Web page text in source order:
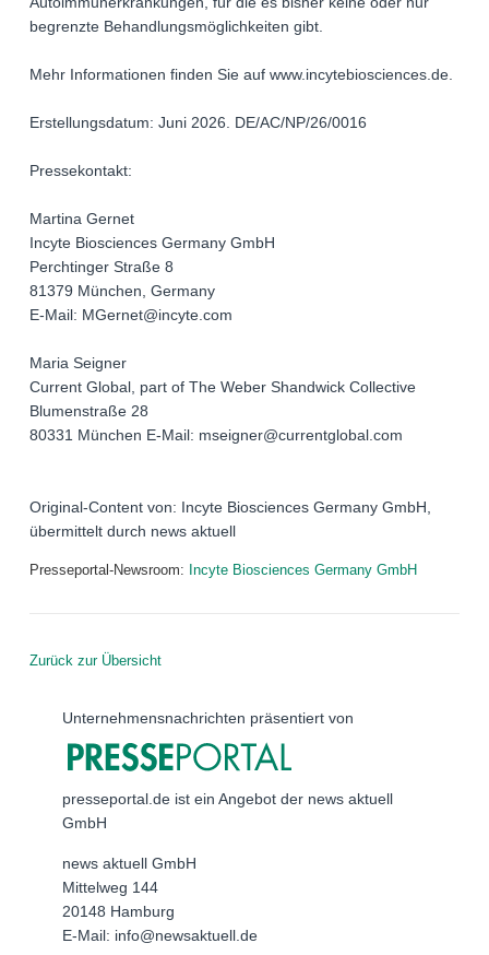
begrenzte Behandlungsmöglichkeiten gibt.
Mehr Informationen finden Sie auf www.incytebiosciences.de.
Erstellungsdatum: Juni 2026. DE/AC/NP/26/0016
Pressekontakt:
Martina Gernet
Incyte Biosciences Germany GmbH
Perchtinger Straße 8
81379 München, Germany
E-Mail: MGernet@incyte.com
Maria Seigner
Current Global, part of The Weber Shandwick Collective
Blumenstraße 28
80331 München E-Mail: mseigner@currentglobal.com
Original-Content von: Incyte Biosciences Germany GmbH,
übermittelt durch news aktuell
Presseportal-Newsroom: Incyte Biosciences Germany GmbH
Zurück zur Übersicht
Unternehmensnachrichten präsentiert von
presseportal.de ist ein Angebot der news aktuell
GmbH
news aktuell GmbH
Mittelweg 144
20148 Hamburg
E-Mail: info@newsaktuell.de